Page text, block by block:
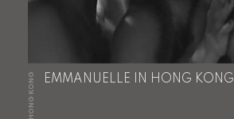
HONG KONG EMMANUELLE IN HONG KONG